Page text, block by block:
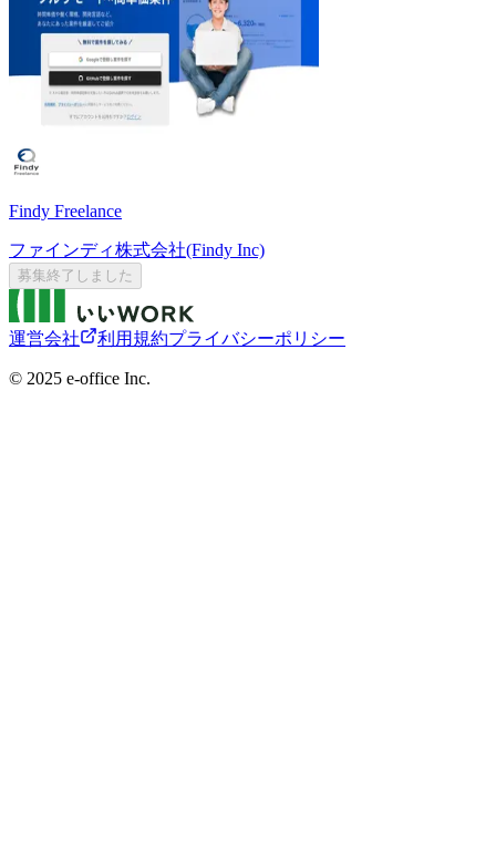
Findy Freelance
ファインディ株式会社(Findy Inc)
募集終了しました
運営会社 利用規約プライバシーポリシー
©︎ 2025 e-office Inc.